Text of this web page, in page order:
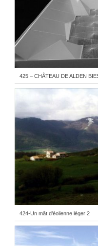
425 – CHÂTEAU DE ALDEN
424-Un mât d’éolienne léger 2